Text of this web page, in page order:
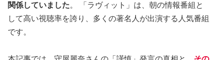
関係していました。 「ラヴィット」は、朝の情報番組と
して高い視聴率を誇り、多くの著名人が出演する人気番組
です。